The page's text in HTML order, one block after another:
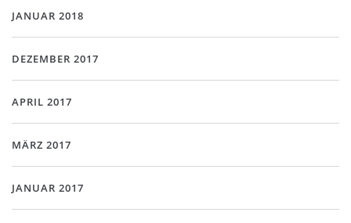
JANUAR 2018
DEZEMBER 2017
APRIL 2017
MÄRZ 2017
JANUAR 2017